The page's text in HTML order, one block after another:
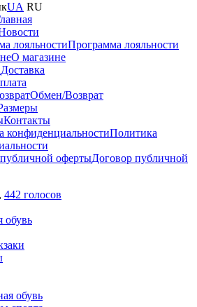
UA RU
Программа лояльности
О магазине
Доставка
Обмен/Возврат
Контакты
Политика
Договор публичной
, 442 голосов
обувь
обувь